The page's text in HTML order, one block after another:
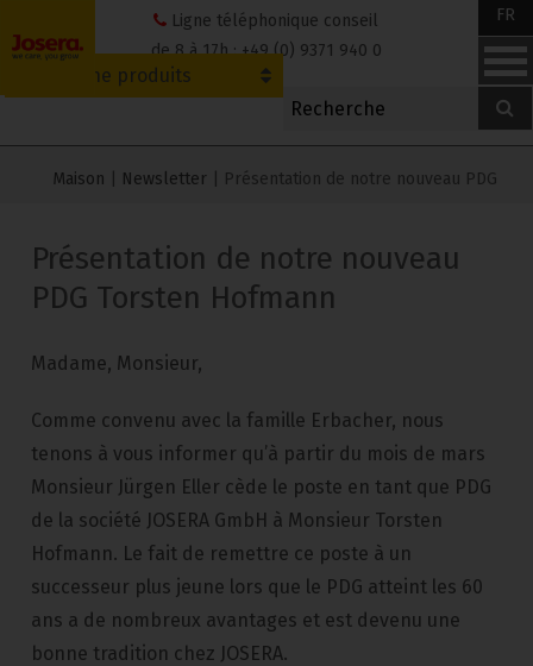
to
Ligne téléphonique conseil
de 8 à 17h : +49 (0) 9371 940 0
FR
Recherche produits
Maison Newsletter Présentation de notre nouveau PDG
Présentation de notre nouveau
PDG Torsten Hofmann
Madame, Monsieur,
Comme convenu avec la famille Erbacher, nous
tenons à vous informer qu’à partir du mois de mars
Monsieur Jürgen Eller cède le poste en tant que PDG
de la société JOSERA GmbH à Monsieur Torsten
Hofmann. Le fait de remettre ce poste à un
successeur plus jeune lors que le PDG atteint les 60
ans a de nombreux avantages et est devenu une
bonne tradition chez JOSERA.